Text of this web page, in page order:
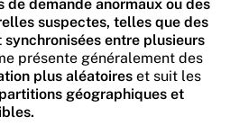
de demande anormaux ou des
suspectes, telles que des
entre plusieurs
présente généralement des
plus aléatoires et suit les
géographiques et